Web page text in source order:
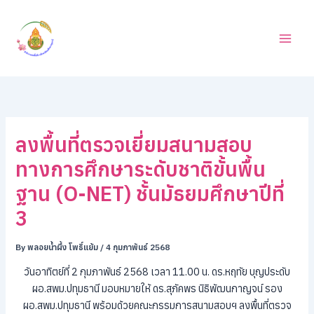
content
ลงพื้นที่ตรวจเยี่ยมสนามสอบ
ทางการศึกษาระดับชาติขั้นพื้น
ฐาน (O-NET) ชั้นมัธยมศึกษาปีที่
3
Byพลอยน้ำผึ้ง โพธิ์แย้ม /4 กุมภาพันธ์ 2568
วันอาทิตย์ที่ 2 กุมภาพันธ์ 2568 เวลา 11.00 น. ดร.หฤทัย บุญประดับ
ผอ.สพม.ปทุมธานี มอบหมายให้ ดร.สุภัคพร นิธิพัฒนกาญจน์ รอง
ผอ.สพม.ปทุมธานี พร้อมด้วยคณะกรรมการสนามสอบฯ ลงพื้นที่ตรวจ
ห
า